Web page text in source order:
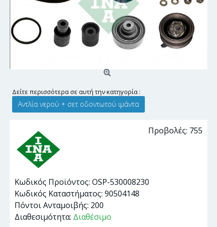
Δείτε περισσότερα σε αυτή την κατηγορία :
Αντλία νερού + σετ οδοντωτού ιμάντα
Προβολές: 755
Κωδικός Προϊόντος: OSP-530008230
Κωδικός Καταστήματος: 90504148
Πόντοι Ανταμοιβής: 200
Διαθεσιμότητα: Διαθέσιμο